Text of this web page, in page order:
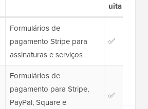
uita
Formulários de
pagamento Stripe para
assinaturas e serviços
✅
Formulários de
pagamento para Stripe,
PayPal, Square e
✅